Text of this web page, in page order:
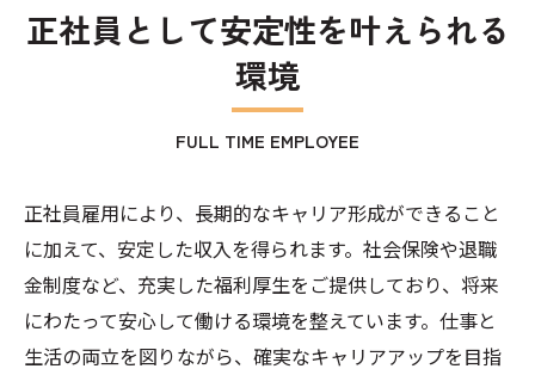
正社員として安定性を叶えられる
環境
FULL TIME EMPLOYEE
正社員雇用により、長期的なキャリア形成ができること
に加えて、安定した収入を得られます。社会保険や退職
金制度など、充実した福利厚生をご提供しており、将来
にわたって安心して働ける環境を整えています。仕事と
生活の両立を図りながら、確実なキャリアアップを目指